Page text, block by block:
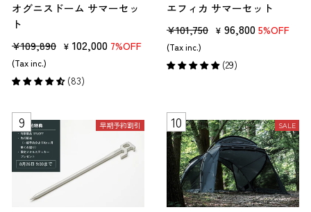
オグニスドーム サマーセッ
ト
販
売
価
¥109,890 セ
ル
¥ 102,000 7%OFF
(Tax inc.)
(83)
エフィカ サマーセット
販
売
価
¥101,750 セ
ル
¥ 96,800 5%OFF
(Tax inc.)
(29)
早期予約割引 SALE